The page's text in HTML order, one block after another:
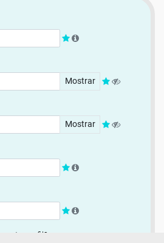
Mostrar
Mostrar
tu perfil?